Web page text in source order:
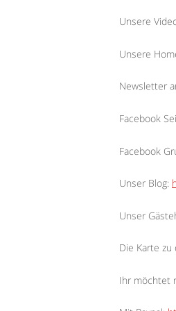
Unsere
Unsere
Newsletter
Facebook
Facebook
Unser Blog:
Unser
Die Karte zu
Ihr möchtet